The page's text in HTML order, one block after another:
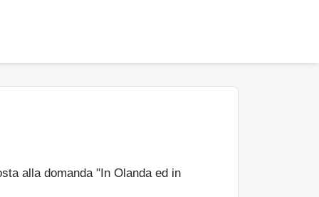
alla domanda "In Olanda ed in